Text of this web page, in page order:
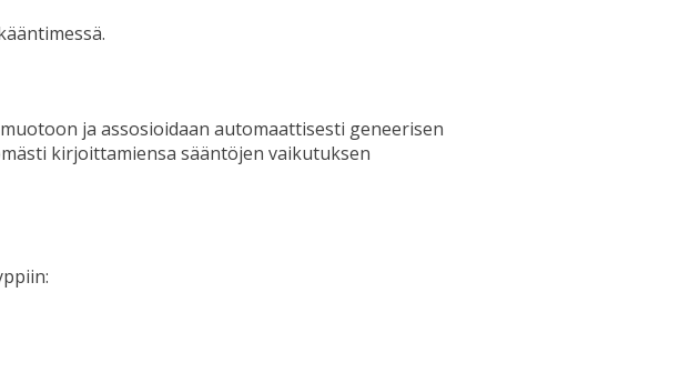
ja assosioidaan automaattisesti geneerisen
kirjoittamiensa sääntöjen vaikutuksen